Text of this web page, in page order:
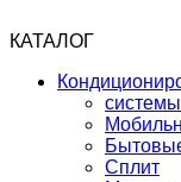
КАТАЛОГ
Сплит